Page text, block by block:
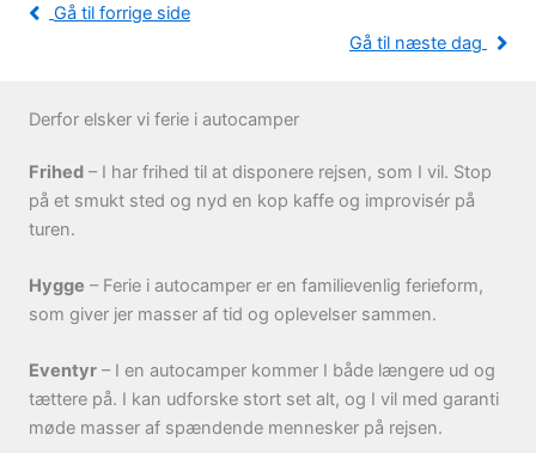
Gå til forrige side
Gå til næste dag
Derfor elsker vi ferie i autocamper
Frihed – I har frihed til at disponere rejsen, som I vil. Stop
på et smukt sted og nyd en kop kaffe og improvisér på
turen.
Hygge – Ferie i autocamper er en familievenlig ferieform,
som giver jer masser af tid og oplevelser sammen.
Eventyr – I en autocamper kommer I både længere ud og
tættere på. I kan udforske stort set alt, og I vil med garanti
møde masser af spændende mennesker på rejsen.